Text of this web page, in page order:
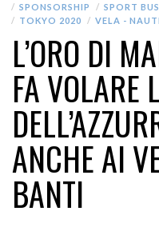
SPONSORSHIP
SPORT
TOKYO 2020
VELA -
L’ORO DI
FA VOLARE
ANCHE AI
BANTI